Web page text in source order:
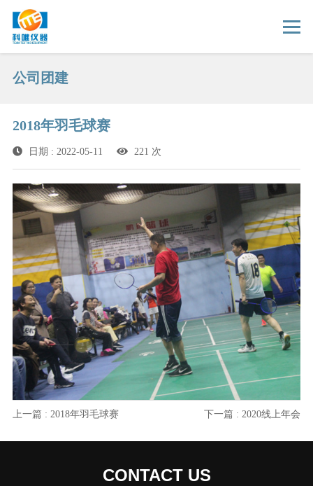
公司团建
2018年羽毛球赛
日期 : 2022-05-11 221 次
上一篇 : 2018年羽毛球赛 下一篇 : 2020线上年会
CONTACT US